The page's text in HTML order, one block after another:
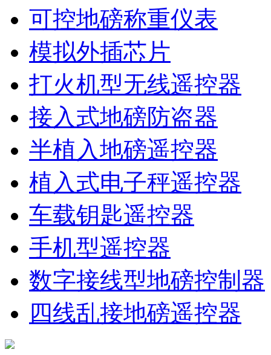
可控地磅称重仪表
模拟外插芯片
打火机型无线遥控器
接入式地磅防盗器
半植入地磅遥控器
植入式电子秤遥控器
车载钥匙遥控器
手机型遥控器
数字接线型地磅控制器
四线乱接地磅遥控器